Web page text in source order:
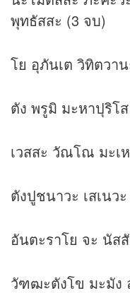
พุทธัสสะ (3 จบ)
โย อุภันเต วิทิตวา
ตัง พรูมิ มะหาปุริโ
เวสสะ วัณโณ มะเ
ตังปูชนาวะ เสเนว
อันตะราโย จะ นัส
วัฑฒะตังโข มะมัง